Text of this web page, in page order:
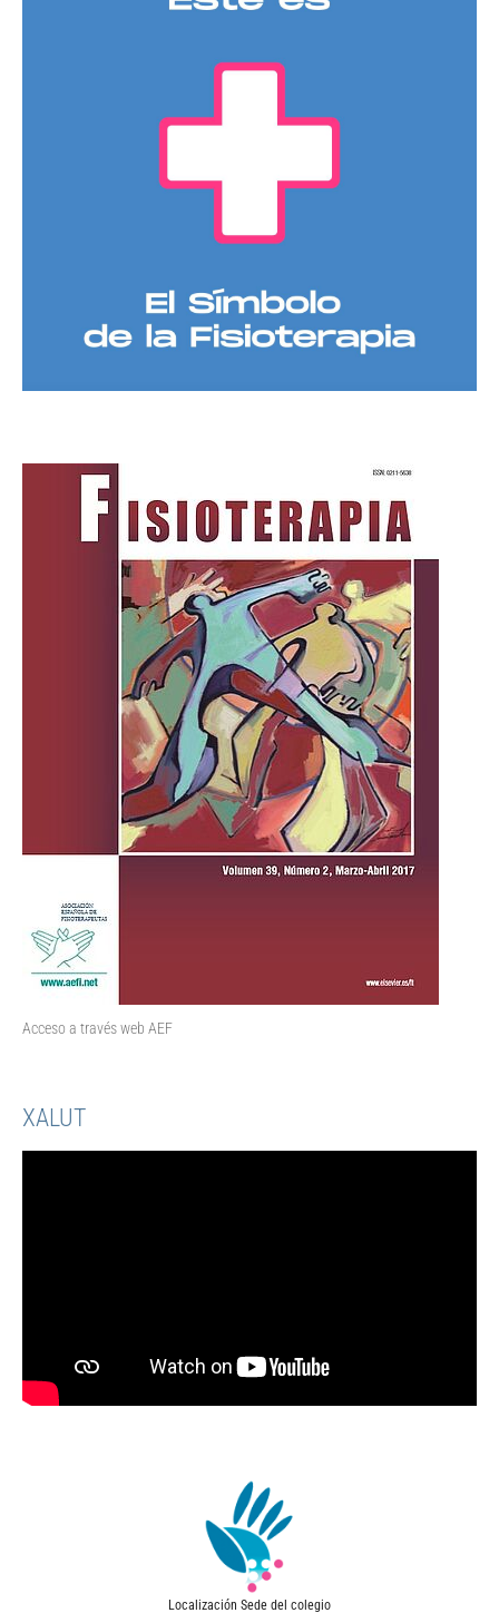
Acceso a través web AEF
XALUT
Localización Sede del colegio